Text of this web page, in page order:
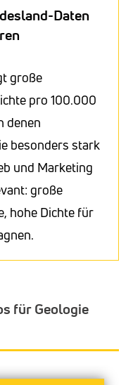
Daten
große
pro 100.000
denen
besonders stark
und Marketing
große
hohe Dichte für
für Geologie